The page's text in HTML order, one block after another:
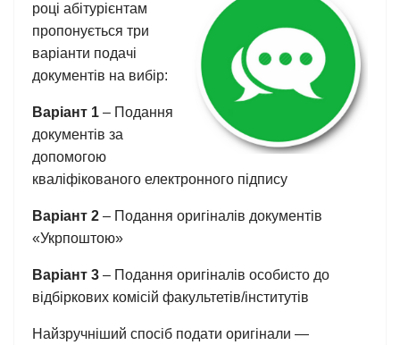
році абітурієнтам
пропонується три
варіанти подачі
документів на вибір:
Варіант 1 – Подання
документів за
допомогою
кваліфікованого електронного підпису
Варіант 2 – Подання оригіналів документів
«Укрпоштою»
Варіант 3 – Подання оригіналів особисто до
відбіркових комісій факультетів/інститутів
Найзручніший спосіб подати оригінали —